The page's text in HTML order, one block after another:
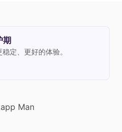
期
定、更好的体验。
Man